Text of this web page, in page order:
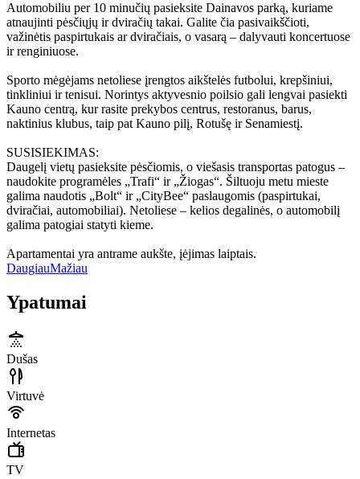
Automobiliu per 10 minučių pasieksite Dainavos parką, kuriame
atnaujinti pėsčiųjų ir dviračių takai. Galite čia pasivaikščioti,
važinėtis paspirtukais ar dviračiais, o vasarą – dalyvauti koncertuose
ir renginiuose.
Sporto mėgėjams netoliese įrengtos aikštelės futbolui, krepšiniui,
tinkliniui ir tenisui. Norintys aktyvesnio poilsio gali lengvai pasiekti
Kauno centrą, kur rasite prekybos centrus, restoranus, barus,
naktinius klubus, taip pat Kauno pilį, Rotušę ir Senamiestį.
SUSISIEKIMAS:
Daugelį vietų pasieksite pėsčiomis, o viešasis transportas patogus –
naudokite programėles „Trafi“ ir „Žiogas“. Šiltuoju metu mieste
galima naudotis „Bolt“ ir „CityBee“ paslaugomis (paspirtukai,
dviračiai, automobiliai). Netoliese – kelios degalinės, o automobilį
galima patogiai statyti kieme.
Apartamentai yra antrame aukšte, įėjimas laiptais.
DaugiauMažiau
Ypatumai
Dušas
Virtuvė
Internetas
TV